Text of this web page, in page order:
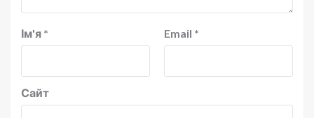
Ім'я * Email *
Сайт